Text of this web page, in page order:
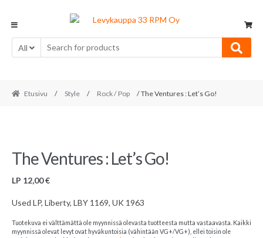
navigation
content
All
Etusivu / Style / Rock / Pop / The Ventures : Let’s Go!
The Ventures : Let’s Go!
LP 12,00€
Used LP, Liberty, LBY 1169, UK 1963
Tuotekuva ei välttämättä ole myynnissä olevasta tuotteesta mutta vastaavasta. Kaikki
myynnissä olevat levyt ovat hyväkuntoisia (vähintään VG+/VG+), ellei toisin ole